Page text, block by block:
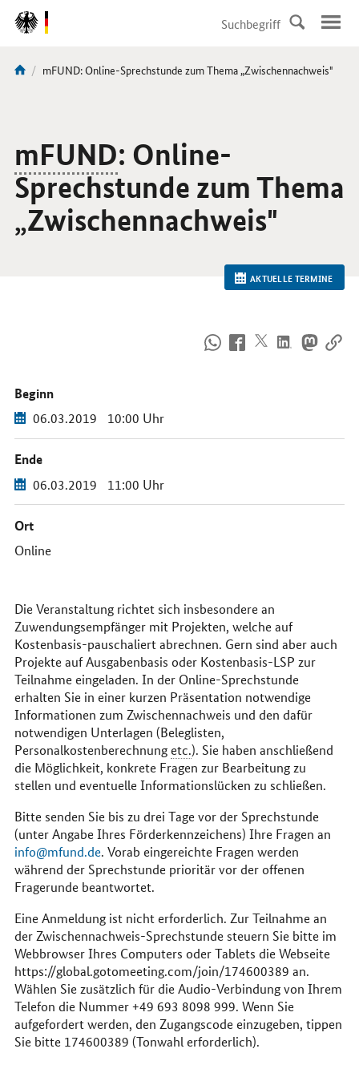
DirektZu:
Navigation
Sie
Aktuelle
mFUND: Online-Sprechstunde zum Thema „Zwischennachweis"
mFUND: Online-
Sprechstunde zum Thema
„Zwischennachweis"
AKTUELLE TERMINE
uns
im
Internet
Beginn
06.03.2019 10:00 Uhr
Ende
06.03.2019 11:00 Uhr
Ort
Online
Die Veranstaltung richtet sich insbesondere an
Zuwendungsempfänger mit Projekten, welche auf
Kostenbasis-pauschaliert abrechnen. Gern sind aber auch
Projekte auf Ausgabenbasis oder Kostenbasis-LSP zur
Teilnahme eingeladen. In der Online-Sprechstunde
erhalten Sie in einer kurzen Präsentation notwendige
Informationen zum Zwischennachweis und den dafür
notwendigen Unterlagen (Beleglisten,
Personalkostenberechnungetc.). Sie haben anschließend
die Möglichkeit, konkrete Fragen zur Bearbeitung zu
stellen und eventuelle Informationslücken zu schließen.
Bitte senden Sie bis zu drei Tage vor der Sprechstunde
(unter Angabe Ihres Förderkennzeichens) Ihre Fragen an
info@mfund.de. Vorab eingereichte Fragen werden
während der Sprechstunde prioritär vor der offenen
Fragerunde beantwortet.
Eine Anmeldung ist nicht erforderlich. Zur Teilnahme an
der Zwischennachweis-Sprechstunde steuern Sie bitte im
Webbrowser Ihres Computers oder Tablets die Webseite
https://global.gotomeeting.com/join/174600389 an.
Wählen Sie zusätzlich für die Audio-Verbindung von Ihrem
Telefon die Nummer +49 693 8098 999. Wenn Sie
aufgefordert werden, den Zugangscode einzugeben, tippen
Sie bitte 174600389 (Tonwahl erforderlich).